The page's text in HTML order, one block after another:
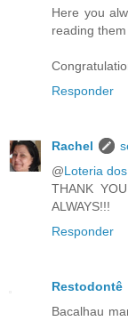
Here you
reading
Responder
Rachel
@Loteria
THANK
ALWAYS!!!
Responder
Restodontê
Bacalhau